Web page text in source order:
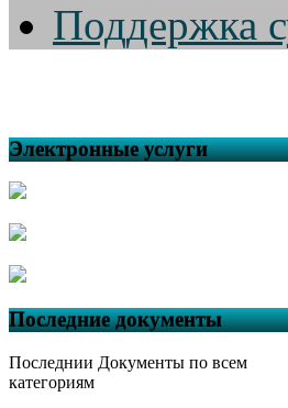
Поддержка
Электронные услуги
Последние документы
Последнии Документы по всем
категориям